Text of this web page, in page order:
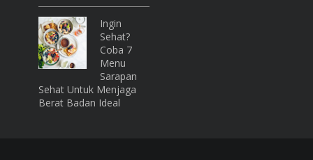
Ingin
Sehat?
Coba 7
Menu
Sarapan
Sehat Untuk Menjaga
Berat Badan Ideal